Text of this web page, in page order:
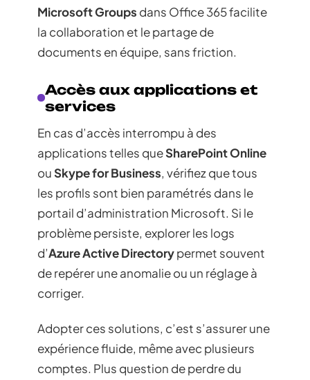
Microsoft Groups dans Office 365 facilite
la collaboration et le partage de
documents en équipe, sans friction.
Accès aux applications et
services
En cas d’accès interrompu à des
applications telles queSharePoint Online
ou Skype for Business, vérifiez que tous
les profils sont bien paramétrés dans le
portail d’administration Microsoft. Si le
problème persiste, explorer les logs
d’Azure Active Directorypermet souvent
de repérer une anomalie ou un réglage à
corriger.
Adopter ces solutions, c’est s’assurer une
expérience fluide, même avec plusieurs
comptes. Plus question de perdre du